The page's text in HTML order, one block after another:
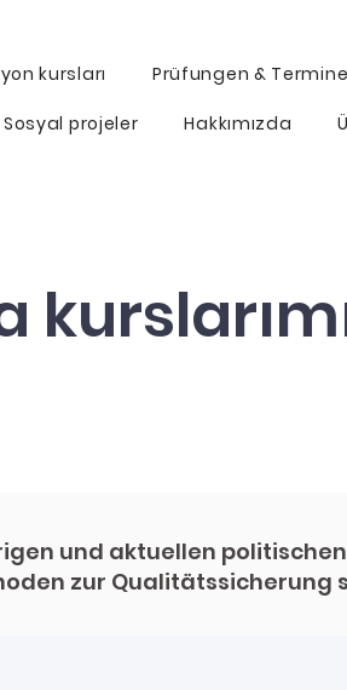
kursları Prüfungen & Termine
Sosyal projeler Hakkımızda
und aktuellen
zur Qualitätssicherung